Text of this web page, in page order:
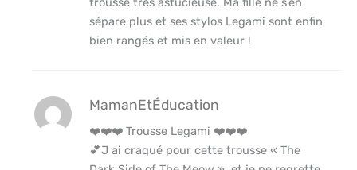
sépare plus et ses stylos Legami sont enfin
bien rangés et mis en valeur !
MamanEtÉducation
❤️❤️❤️ Trousse Legami ❤️❤️❤️
💕J ai craqué pour cette trousse « The